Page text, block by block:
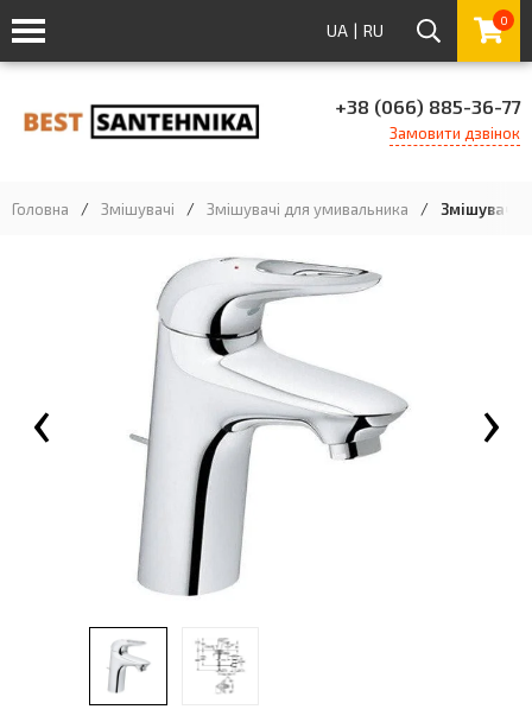
UA | RU 0
+38 (066) 885-36-77
Замовити дзвінок
Головна / Змішувачі / Змішувачі для умивальника / Змішувач
‹ ›